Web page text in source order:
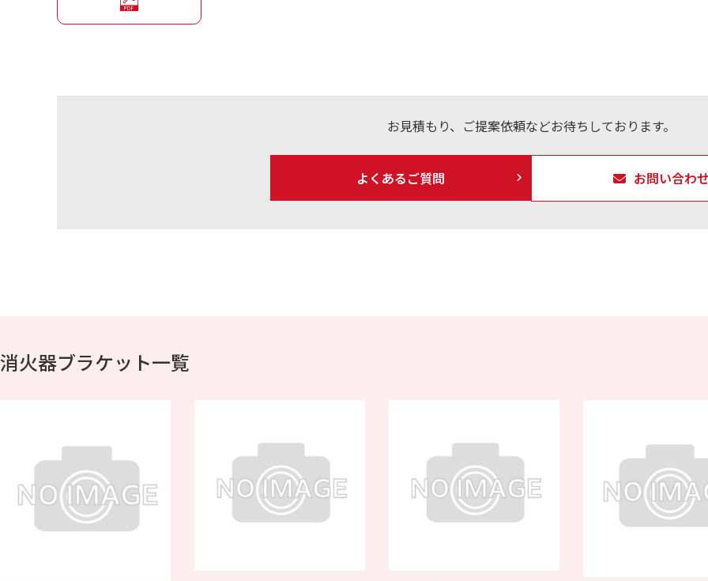
お見積もり、ご提案依頼などお待ちしております。
よくあるご質問 お問い合わ
消火器ブラケット一覧